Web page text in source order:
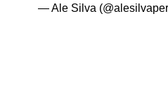
— Ale Silva